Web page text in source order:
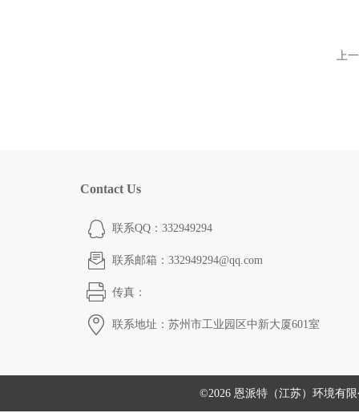
上
Contact Us
联系QQ：332949294
联系邮箱：332949294@qq.com
传真：
联系地址：苏州市工业园区中新大厦601室
©2026 恩派特（江苏）环境有